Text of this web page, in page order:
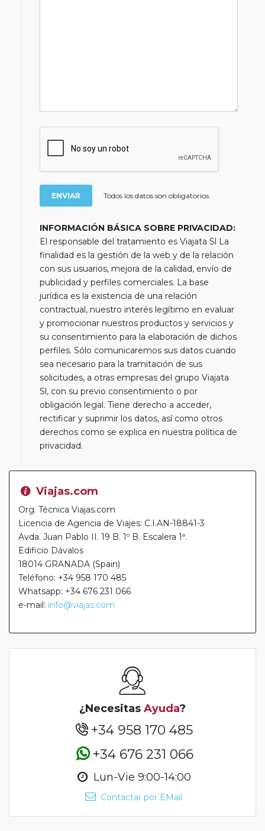
Todos los datos son obligatorios.
INFORMACIÓN BÁSICA SOBRE PRIVACIDAD:
El responsable del tratamiento es Viajata Sl La
finalidad es la gestión de la web y de la relación
con sus usuarios, mejora de la calidad, envío de
publicidad y perfiles comerciales. La base
jurídica es la existencia de una relación
contractual, nuestro interés legítimo en evaluar
y promocionar nuestros productos y servicios y
su consentimiento para la elaboración de dichos
perfiles. Sólo comunicaremos sus datos cuando
sea necesario para la tramitación de sus
solicitudes, a otras empresas del grupo Viajata
Sl, con su previo consentimiento o por
obligación legal. Tiene derecho a acceder,
rectificar y suprimir los datos, así como otros
derechos como se explica en nuestra política de
privacidad.
Viajas.com
Org. Técnica Viajas.com
Licencia de Agencia de Viajes: C.I.AN-18841-3
Avda. Juan Pablo II. 19 B. 1º B. Escalera 1ª.
Edificio Dávalos
18014 GRANADA (Spain)
Teléfono: +34 958 170 485
Whatsapp: +34 676 231 066
e-mail: info@viajas.com
¿Necesitas Ayuda?
+34 958 170 485
+34 676 231 066
Lun-Vie 9:00-14:00
Contactar por EMail